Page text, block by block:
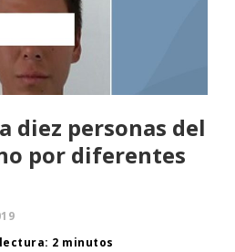
diez personas del
por diferentes
2 minutos